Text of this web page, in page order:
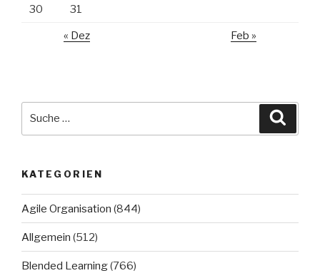
30 31
« Dez Feb »
KATEGORIEN
Agile Organisation (844)
Allgemein (512)
Blended Learning(766)